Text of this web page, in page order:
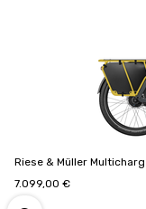
Riese & Müller
cm / Cockpit Intuvia 100
7.099,00 €